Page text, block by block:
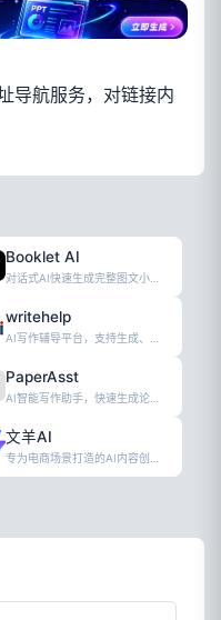
导航服务，对链接内
Booklet AI
对话式AI快速生成完整图文小册子工具
writehelp
AI写作辅导平台，支持生成、查重与智能降
PaperAsst
AI智能写作助手，快速生成论文及公式图表
文羊AI
专为电商场景打造的AI内容创作工具